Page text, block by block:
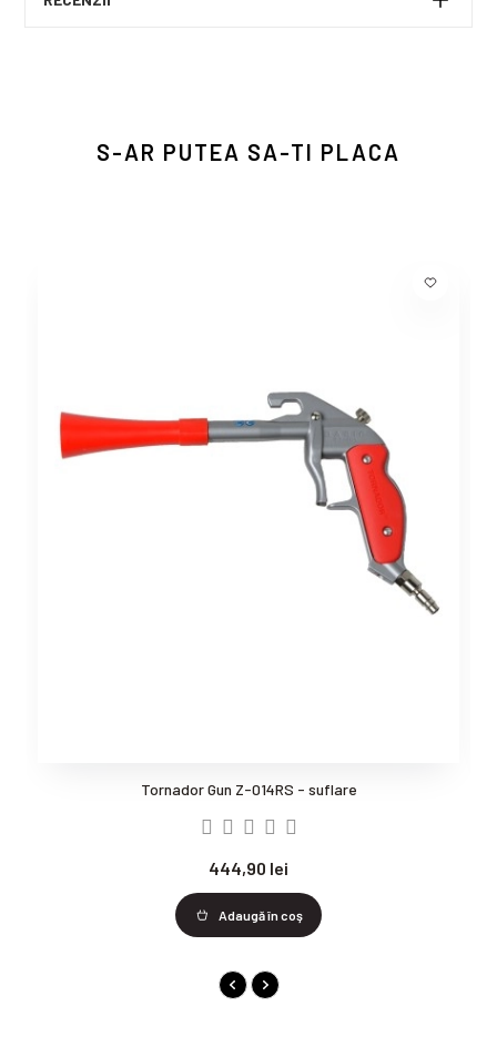
S-AR PUTEA SA-TI PLACA
Tornador Gun Z-014RS - suflare
444,90 lei
Adaugă în coş